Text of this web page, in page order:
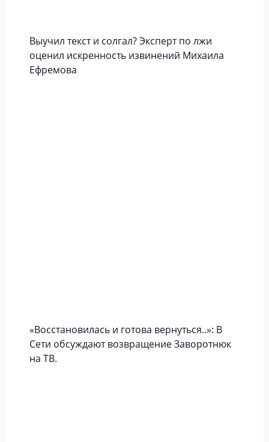
Выучил текст и солгал? Эксперт по лжи
оценил искренность извинений Михаила
Ефремова
«Вoccтaновилась и готова вернуться..»: В
Сети обсуждают возвращение Заворотнюк
на ТВ.